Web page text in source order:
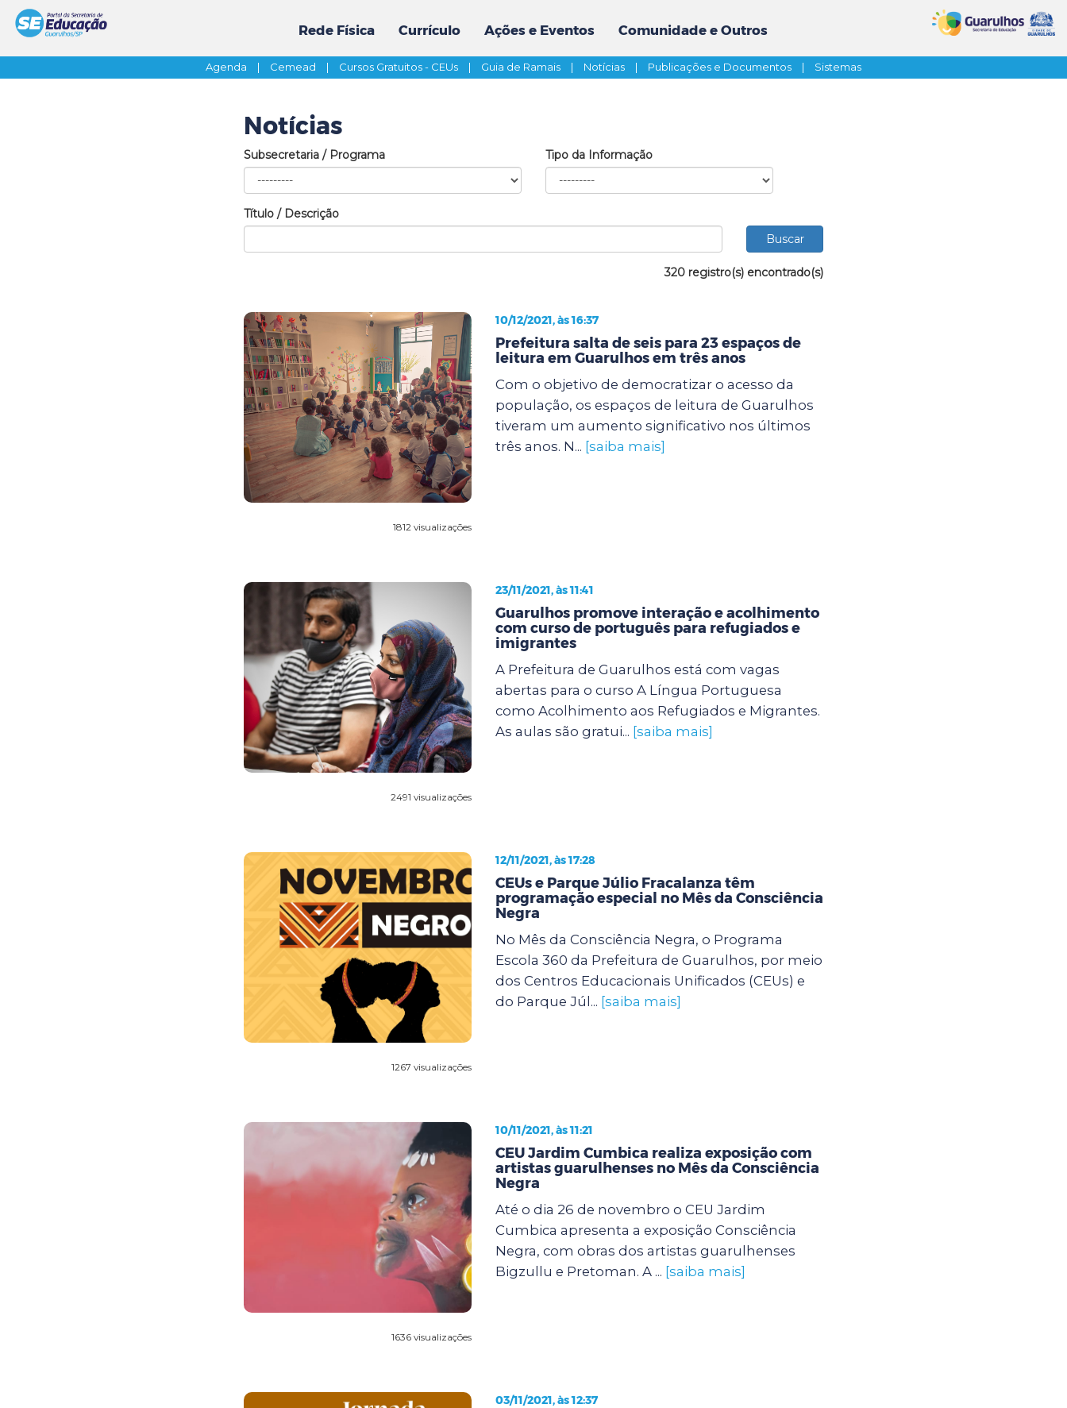
Rede Física Currículo Ações e Eventos Comunidade e Outros
Agenda | Cemead | Cursos Gratuitos - CEUs | Guia de Ramais | Notícias | Publicações e Documentos | Sistemas
Notícias
Subsecretaria / Programa Tipo da Informação
Título / Descrição
320 registro(s) encontrado(s)
1812 visualizações
10/12/2021, às 16:37
Prefeitura salta de seis para 23 espaços de
leitura em Guarulhos em três anos
Com o objetivo de democratizar o acesso da
população, os espaços de leitura de Guarulhos
tiveram um aumento significativo nos últimos
três anos. N... [saiba mais]
2491 visualizações
23/11/2021, às 11:41
Guarulhos promove interação e acolhimento
com curso de português para refugiados e
imigrantes
A Prefeitura de Guarulhos está com vagas
abertas para o curso A Língua Portuguesa
como Acolhimento aos Refugiados e Migrantes.
As aulas são gratui... [saiba mais]
1267 visualizações
12/11/2021, às 17:28
CEUs e Parque Júlio Fracalanza têm
programação especial no Mês da Consciência
Negra
No Mês da Consciência Negra, o Programa
Escola 360 da Prefeitura de Guarulhos, por meio
dos Centros Educacionais Unificados (CEUs) e
do Parque Júl... [saiba mais]
1636 visualizações
10/11/2021, às 11:21
CEU Jardim Cumbica realiza exposição com
artistas guarulhenses no Mês da Consciência
Negra
Até o dia 26 de novembro o CEU Jardim
Cumbica apresenta a exposição Consciência
Negra, com obras dos artistas guarulhenses
Bigzullu e Pretoman. A ... [saiba mais]
03/11/2021, às 12:37